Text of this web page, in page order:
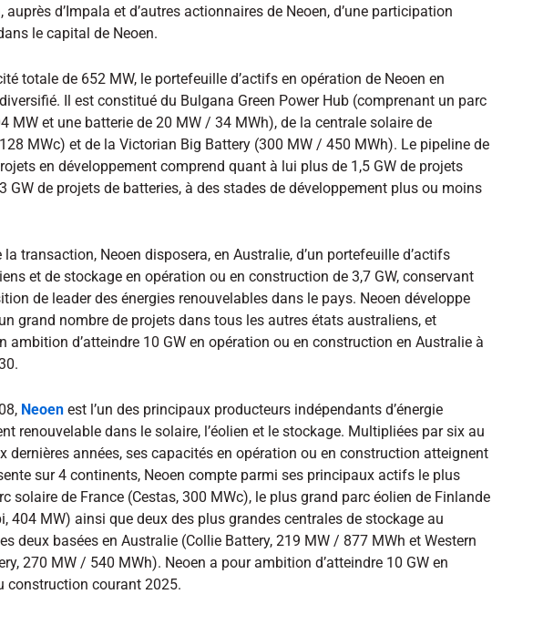
auprès d’Impala et d’autres actionnaires de Neoen, d’une participation
le capital de Neoen.
totale de 652 MW, le portefeuille d’actifs en opération de Neoen en
Il est constitué du Bulgana Green Power Hub (comprenant un parc
MW et une batterie de 20 MW / 34 MWh), de la centrale solaire de
MWc) et de la Victorian Big Battery (300 MW / 450 MWh). Le pipeline de
en développement comprend quant à lui plus de 1,5 GW de projets
GW de projets de batteries, à des stades de développement plus ou moins
la transaction, Neoen disposera, en Australie, d’un portefeuille d’actifs
et de stockage en opération ou en construction de 3,7 GW, conservant
de leader des énergies renouvelables dans le pays. Neoen développe
grand nombre de projets dans tous les autres états australiens, et
ambition d’atteindre 10 GW en opération ou en construction en Australie à
Neoen est l’un des principaux producteurs indépendants d’énergie
renouvelable dans le solaire, l’éolien et le stockage. Multipliées par six au
dernières années, ses capacités en opération ou en construction atteignent
sur 4 continents, Neoen compte parmi ses principaux actifs le plus
solaire de France (Cestas, 300 MWc), le plus grand parc éolien de Finlande
404 MW) ainsi que deux des plus grandes centrales de stockage au
deux basées en Australie (Collie Battery, 219 MW / 877 MWh et Western
270 MW / 540 MWh). Neoen a pour ambition d’atteindre 10 GW en
construction courant 2025.